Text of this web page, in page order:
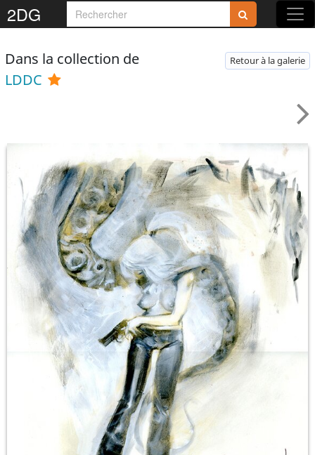
2DG
Dans la collection de
LDDC
Retour à la galerie